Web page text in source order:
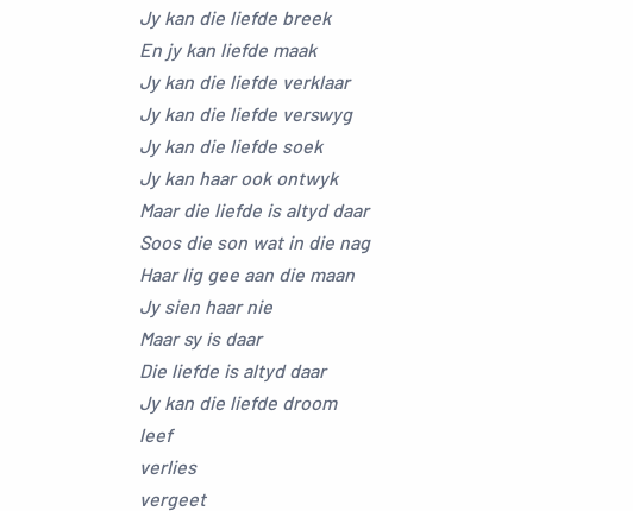
Jy kan die liefde breek
En jy kan liefde maak
Jy kan die liefde verklaar
Jy kan die liefde verswyg
Jy kan die liefde soek
Jy kan haar ook ontwyk
Maar die liefde is altyd daar
Soos die son wat in die nag
Haar lig gee aan die maan
Jy sien haar nie
Maar sy is daar
Die liefde is altyd daar
Jy kan die liefde droom
leef
verlies
vergeet